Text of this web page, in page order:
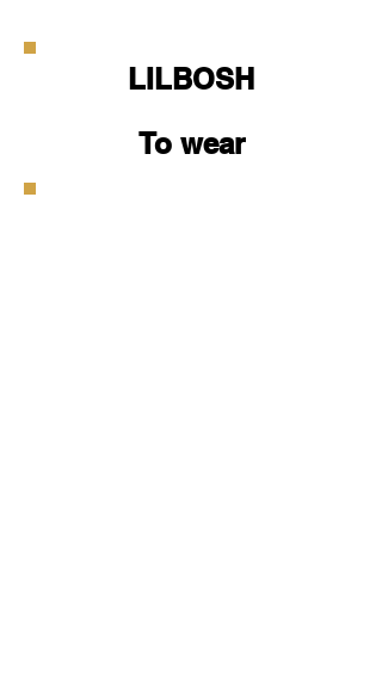
LILBOSH
To wear